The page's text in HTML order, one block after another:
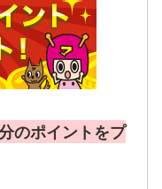
のポイントをプ